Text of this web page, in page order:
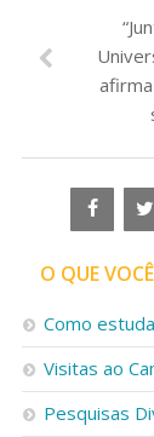
O QUE
Como
Visitas ao
Pesquisas